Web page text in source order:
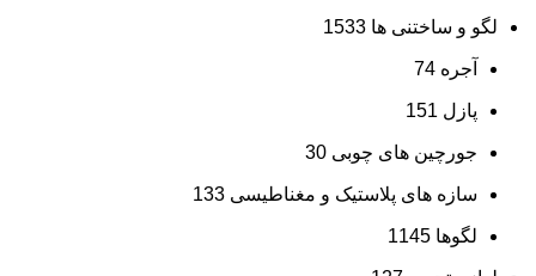
لگو و ساختنی ها 1533
آجره 74
پازل 151
جورچین های چوبی 30
سازه های پلاستیک و مغناطیسی 133
لگوها 1145